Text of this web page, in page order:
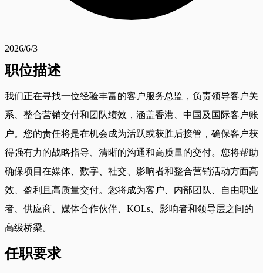
2026/6/3
职位描述
我们正在寻找一位经验丰富的客户服务总监，负责领导客户关
系、整合营销交付和团队绩效，涵盖香港、中国及国际客户账
户。您的责任将是在机会成为活跃或获胜后接管，确保客户获
得强有力的战略指导、清晰的沟通和高质量的交付。您将帮助
确保项目在媒体、数字、社交、影响者和整合营销活动方面高
效、盈利且高质量交付。您将成为客户、内部团队、自由职业
者、供应商、媒体合作伙伴、KOLs、影响者和领导层之间的
高级桥梁。
任职要求